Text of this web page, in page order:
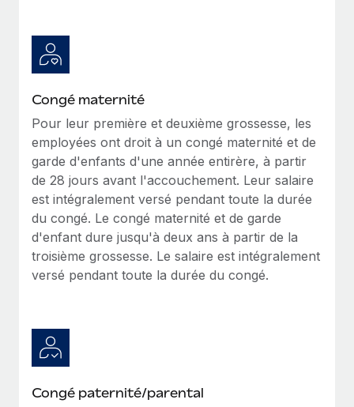
Congé maternité
Pour leur première et deuxième grossesse, les
employées ont droit à un congé maternité et de
garde d'enfants d'une année entirère, à partir
de 28 jours avant l'accouchement. Leur salaire
est intégralement versé pendant toute la durée
du congé. Le congé maternité et de garde
d'enfant dure jusqu'à deux ans à partir de la
troisième grossesse. Le salaire est intégralement
versé pendant toute la durée du congé.
Congé paternité/parental